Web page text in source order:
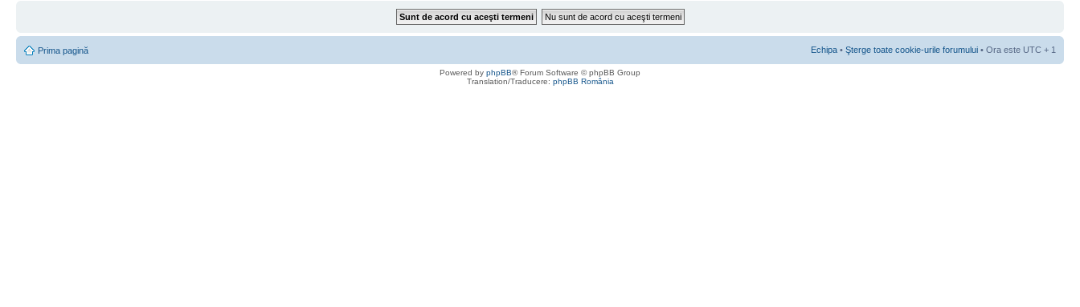
Prima pagină Echipa • Şterge toate cookie-urile forumului • Ora este UTC + 1
Powered by phpBB® Forum Software © phpBB Group
Translation/Traducere: phpBB România